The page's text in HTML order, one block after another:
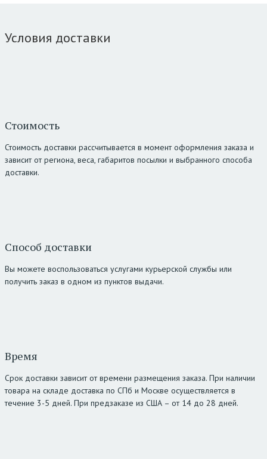
Условия доставки
Стоимость
Стоимость доставки рассчитывается в момент оформления заказа и
зависит от региона, веса, габаритов посылки и выбранного способа
доставки.
Способ доставки
Вы можете воспользоваться услугами курьерской службы или
получить заказ в одном из пунктов выдачи.
Время
Срок доставки зависит от времени размещения заказа. При наличии
товара на складе доставка по СПб и Москве осуществляется в
течение 3-5 дней. При предзаказе из США – от 14 до 28 дней.